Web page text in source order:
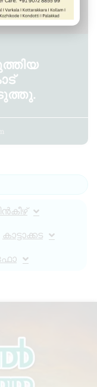
കാട്ടാക്കട